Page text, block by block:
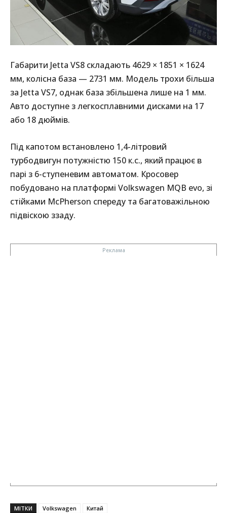
Габарити Jetta VS8 складають 4629 × 1851 × 1624
мм, колісна база — 2731 мм. Модель трохи більша
за Jetta VS7, однак база збільшена лише на 1 мм.
Авто доступне з легкосплавними дисками на 17
або 18 дюймів.
Під капотом встановлено 1,4-літровий
турбодвигун потужністю 150 к.с., який працює в
парі з 6-ступеневим автоматом. Кросовер
побудовано на платформі Volkswagen MQB evo, зі
стійками McPherson спереду та багатоважільною
підвіскою ззаду.
МІТКИ Volkswagen Китай